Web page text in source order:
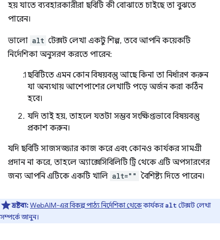
হয় যাতে ব্যবহারকারীরা ছবিটি কী বোঝাতে চাইছে তা বুঝতে
পারেন।
ভালো alt টেক্সট লেখা একটু শিল্প, তবে আপনি কয়েকটি
নির্দেশিকা অনুসরণ করতে পারেন:
ছবিটিতে এমন কোন বিষয়বস্তু আছে কিনা তা নির্ধারণ করুন
যা অন্যথায় আশেপাশের লেখাটি পড়ে অর্জন করা কঠিন
হবে।
যদি তাই হয়, তাহলে যতটা সম্ভব সংক্ষিপ্তভাবে বিষয়বস্তু
প্রকাশ করুন।
যদি ছবিটি সাজসজ্জার কাজ করে এবং কোনও কার্যকর সামগ্রী
প্রদান না করে, তাহলে অ্যাক্সেসিবিলিটি ট্রি থেকে এটি অপসারণের
জন্য আপনি এটিকে একটি খালি alt="" বৈশিষ্ট্য দিতে পারেন।
দ্রষ্টব্য:WebAIM-এর বিকল্প পাঠ্য নির্দেশিকা থেকেকার্যকরalt টেক্সট লেখা
সম্পর্কে জানুন।